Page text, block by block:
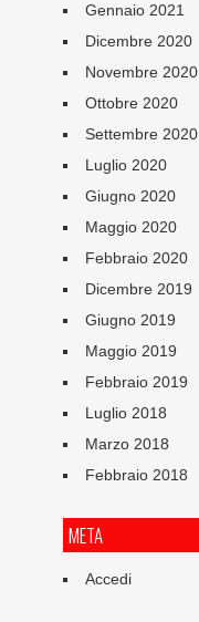
Gennaio 2021
Dicembre 2020
Novembre 2020
Ottobre 2020
Settembre 2020
Luglio 2020
Giugno 2020
Maggio 2020
Febbraio 2020
Dicembre 2019
Giugno 2019
Maggio 2019
Febbraio 2019
Luglio 2018
Marzo 2018
Febbraio 2018
META
Accedi